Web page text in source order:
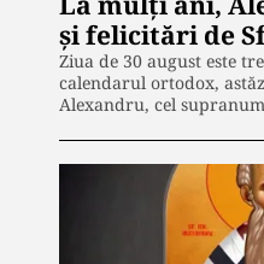
și felicitări de
Ziua de 30 august este
calendarul ortodox,
Alexandru, cel